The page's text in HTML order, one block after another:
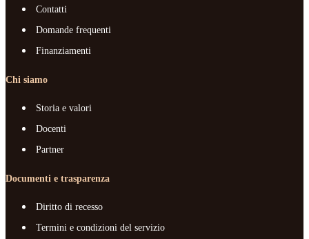
Contatti
Domande frequenti
Finanziamenti
Chi siamo
Storia e valori
Docenti
Partner
Documenti e trasparenza
Diritto di recesso
Termini e condizioni del servizio